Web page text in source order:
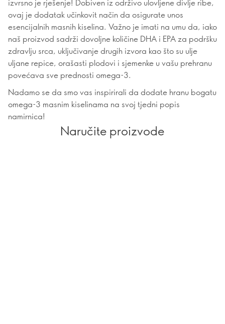
izvrsno je rješenje! Dobiven iz održivo ulovljene divlje ribe,
ovaj je dodatak učinkovit način da osigurate unos
esencijalnih masnih kiselina. Važno je imati na umu da, iako
naš proizvod sadrži dovoljne količine DHA i EPA za podršku
zdravlju srca, uključivanje drugih izvora kao što su ulje
uljane repice, orašasti plodovi i sjemenke u vašu prehranu
povećava sve prednosti omega-3.
Nadamo se da smo vas inspirirali da dodate hranu bogatu
omega-3 masnim kiselinama na svoj tjedni popis
namirnica!
Naručite proizvode